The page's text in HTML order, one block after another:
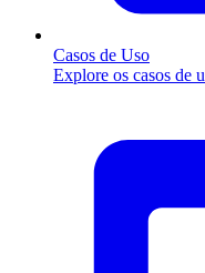
Casos de Uso
Explore os casos de